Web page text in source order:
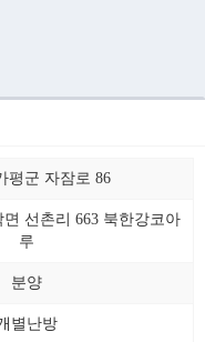
평군 자잠로 86
선촌리 663 북한강코아
루
분양
별난방